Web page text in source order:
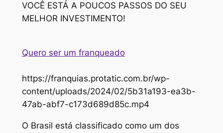
VOCÊ ESTÁ A POUCOS PASSOS DO SEU
MELHOR INVESTIMENTO!
Quero ser um franqueado
https://franquias.protatic.com.br/wp-
content/uploads/2024/02/5b31a193-ea3b-
47ab-abf7-c173d689d85c.mp4
O Brasil está classificado como um dos